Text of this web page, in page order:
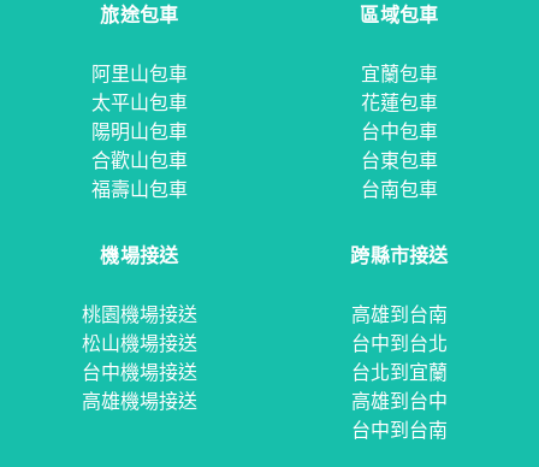
旅途包車
阿里山包車
太平山包車
陽明山包車
合歡山包車
福壽山包車
區域包車
宜蘭包車
花蓮包車
台中包車
台東包車
台南包車
機場接送
桃園機場接送
松山機場接送
台中機場接送
高雄機場接送
跨縣市接送
高雄到台南
台中到台北
台北到宜蘭
高雄到台中
台中到台南